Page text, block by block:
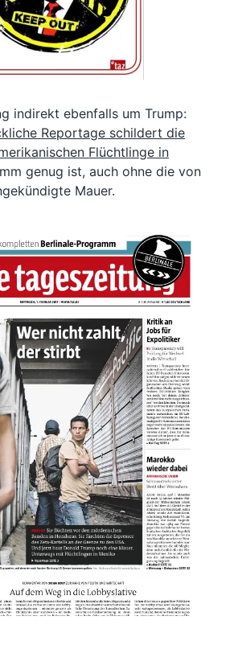
indirekt ebenfalls um Trump:
Reportage schildert die
Flüchtlinge in
genug ist, auch ohne die von
Mauer.